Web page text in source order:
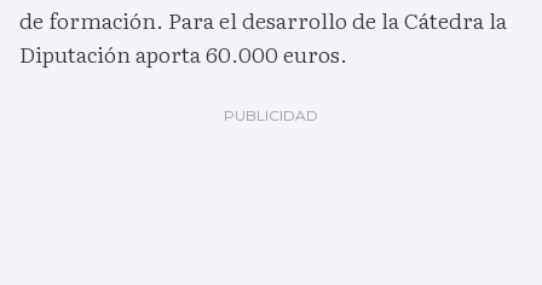
de formación. Para el desarrollo de la Cátedra la
Diputación aporta 60.000 euros.